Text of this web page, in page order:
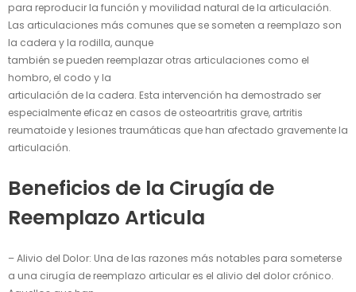
para reproducir la función y movilidad natural de la articulación.
Las articulaciones más comunes que se someten a reemplazo son
la cadera y la rodilla, aunque
también se pueden reemplazar otras articulaciones como el
hombro, el codo y la
articulación de la cadera. Esta intervención ha demostrado ser
especialmente eficaz en casos de osteoartritis grave, artritis
reumatoide y lesiones traumáticas que han afectado gravemente la
articulación.
Beneficios de la Cirugía de
Reemplazo Articula
– Alivio del Dolor: Una de las razones más notables para someterse
a una cirugía de reemplazo articular es el alivio del dolor crónico.